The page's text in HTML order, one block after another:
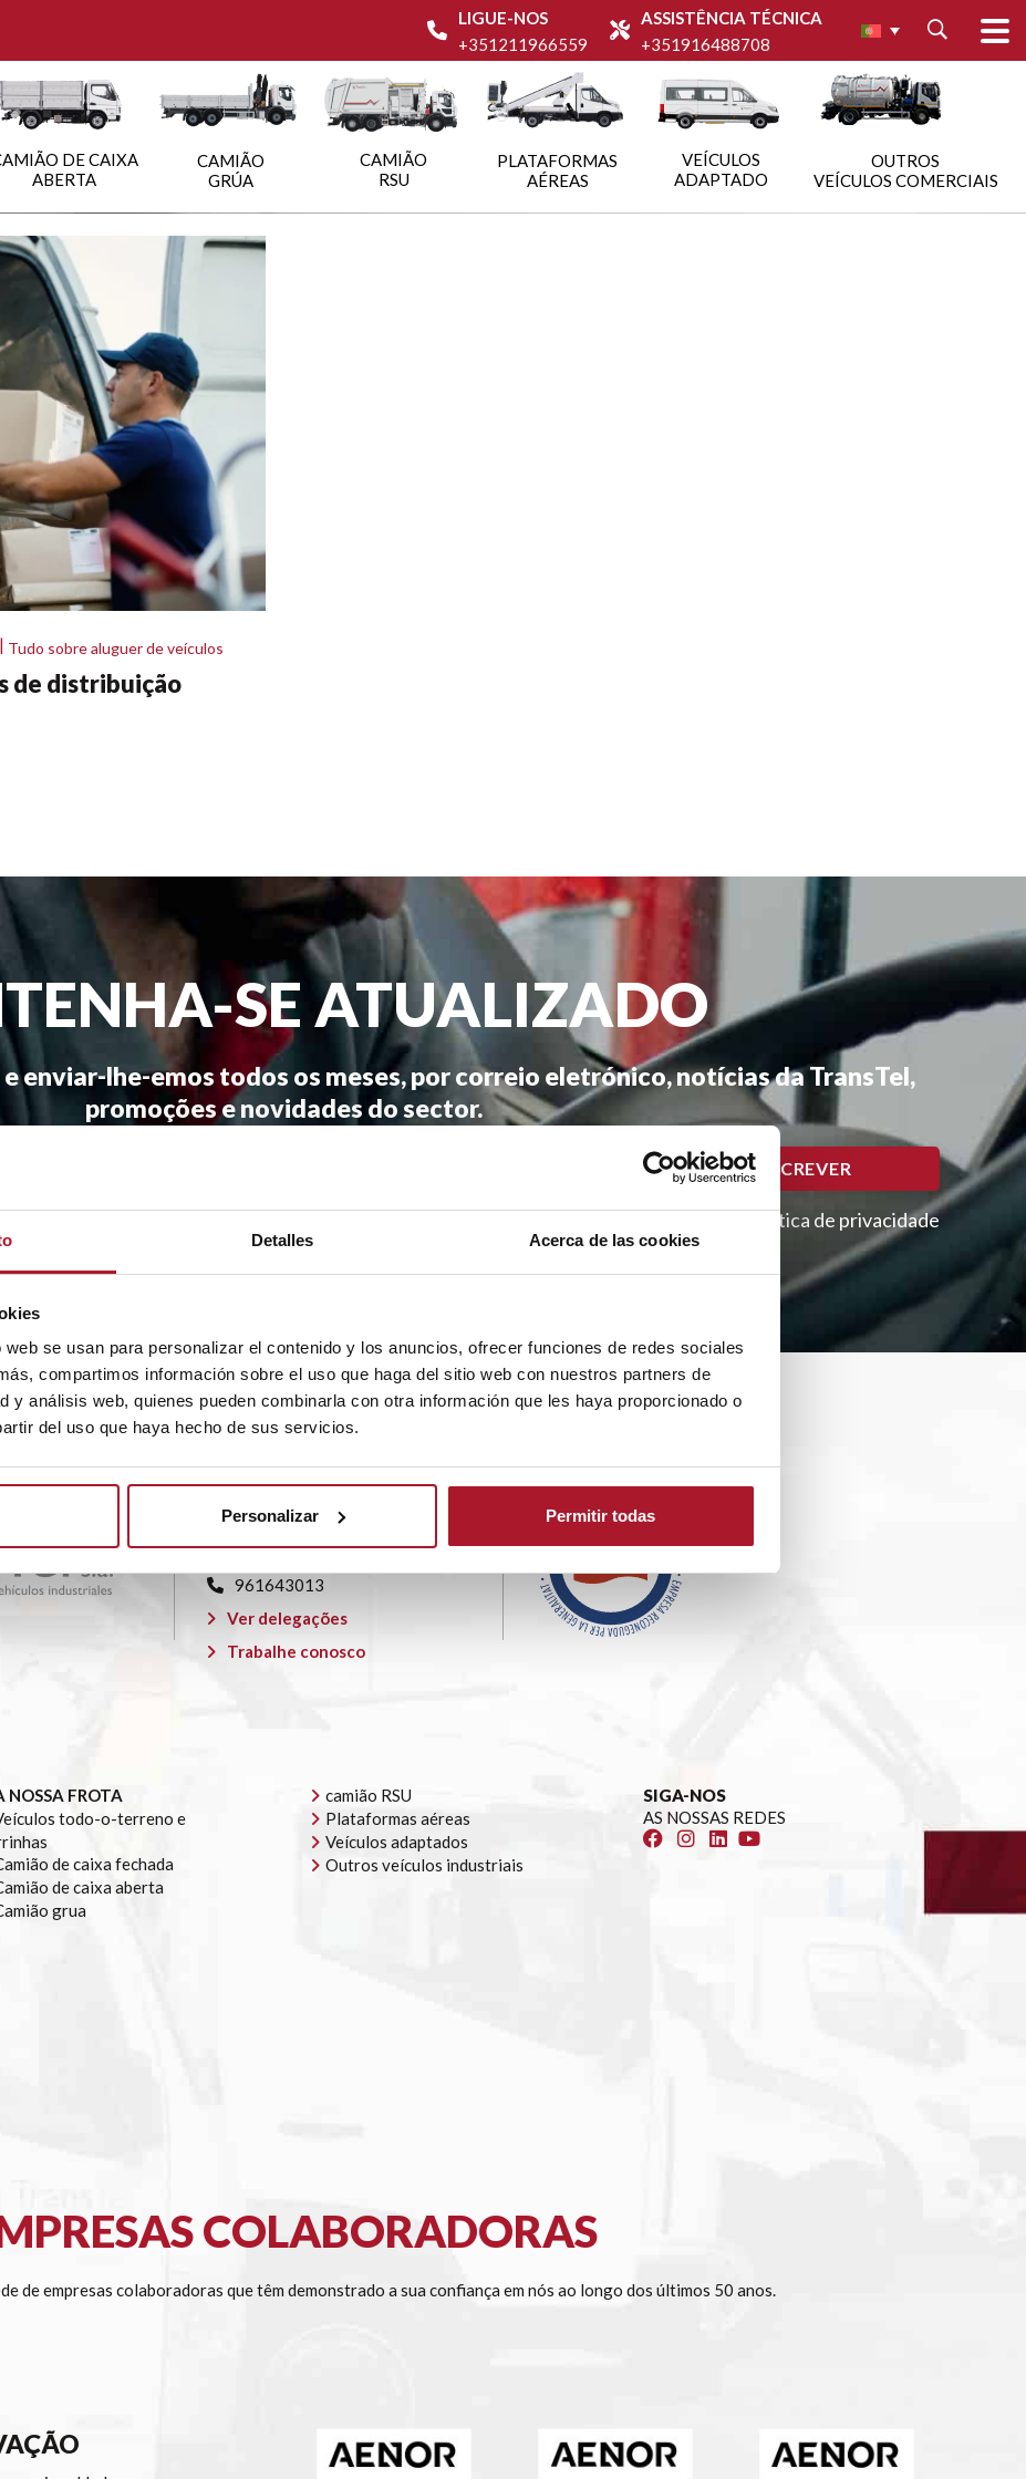
Detalles Acerca de las cookies
se usan para personalizar el contenido y los anuncios, ofrecer funciones de redes sociales
compartimos información sobre el uso que haga del sitio web con nuestros partners de
y análisis web, quienes pueden combinarla con otra información que les haya proporcionado o
del uso que haya hecho de sus servicios.
Personalizar Permitir todas
LIGUE-NOS
+351211966559
ASSISTÊNCIA TÉCNICA
+351916488708
DE CAIXA
ABERTA
CAMIÃO
GRÚA
CAMIÃO
RSU
PLATAFORMAS
AÉREAS
VEÍCULOS
ADAPTADO
OUTROS
VEÍCULOS COMERCIAIS
| Tudo sobre aluguer de veículos
de distribuição
SE ATUALIZADO
enviar-lhe-emos todos os meses, por correio eletrónico, notícias da TransTel,
promoções e novidades do sector.
* Ao subscrever, aceita a nossa política de privacidade
Please
Crtra. Nac. III (Madrid-
Valência), km 342 Pol. Ind. El
Oliveral, Avda. Madrid 26 46190 ·
Riba-roja de Túria
961643013
Ver delegações
Trabalhe conosco
NOSSA FROTA
todo-o-terreno e
de caixa fechada
de caixa aberta
grua
camião RSU
Plataformas aéreas
Veículos adaptados
Outros veículos industriais
SIGA-NOS
AS NOSSAS REDES
COLABORADORAS
de empresas colaboradoras que têm demonstrado a sua confiança em nós ao longo dos últimos 50 anos.